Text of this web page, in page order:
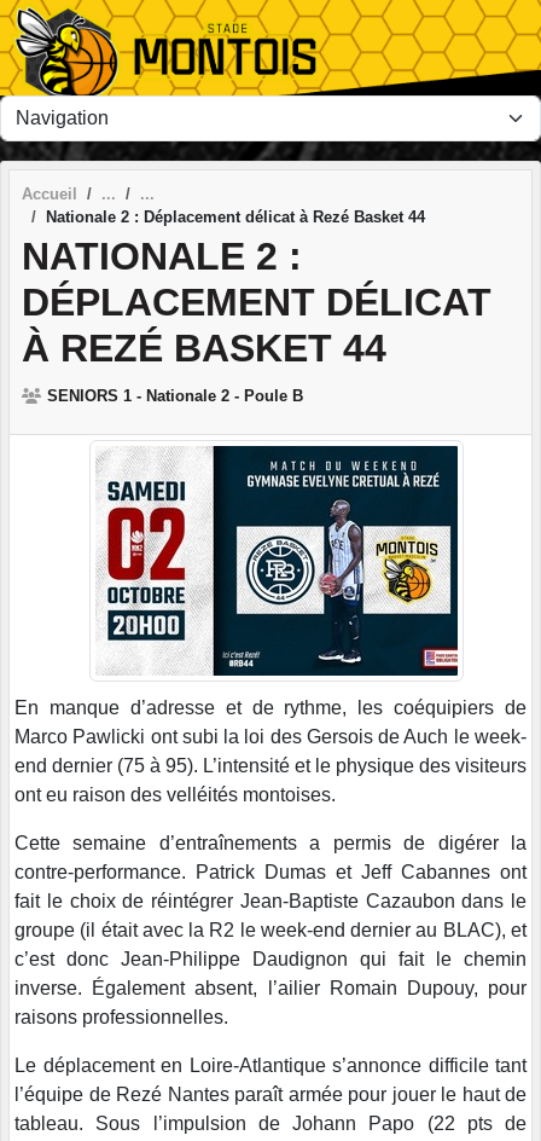
Accueil
Nationale 2 : Déplacement délicat à Rezé Basket 44
NATIONALE 2 :
DÉPLACEMENT DÉLICAT
À REZÉ BASKET 44
SENIORS 1 - Nationale 2 - Poule B
En manque d’adresse et de rythme, les coéquipiers de
Marco Pawlicki ont subi la loi des Gersois de Auch le week-
end dernier (75 à 95). L’intensité et le physique des visiteurs
ont eu raison des velléités montoises.
Cette semaine d’entraînements a permis de digérer la
contre-performance. Patrick Dumas et Jeff Cabannes ont
fait le choix de réintégrer Jean-Baptiste Cazaubon dans le
groupe (il était avec la R2 le week-end dernier au BLAC), et
c’est donc Jean-Philippe Daudignon qui fait le chemin
inverse. Également absent, l’ailier Romain Dupouy, pour
raisons professionnelles.
Le déplacement en Loire-Atlantique s’annonce difficile tant
l’équipe de Rezé Nantes paraît armée pour jouer le haut de
tableau. Sous l’impulsion de Johann Papo (22 pts de
Panneau de gestion des cookies